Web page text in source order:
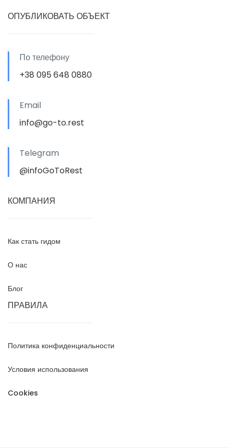
ОПУБЛИКОВАТЬ ОБЪЕКТ
По телефону
+38 095 648 0880
Email
info@go-to.rest
Telegram
@infoGoToRest
КОМПАНИЯ
Как стать гидом
О нас
Блог
ПРАВИЛА
Политика конфиденциальности
Условия использования
Cookies